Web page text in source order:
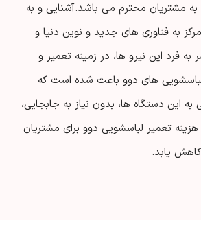
مشتریان محترم می باشد.آشنایی و به
به فناوری های جدید و نوین دنیا و
فرد این نیرو ها، در زمینه تعمیر و
های دوو باعث شده است که
دستگاه ها، بدون نیاز به جابجایی،
تعمیر لباسشویی دوو برای مشتریان
یابد.